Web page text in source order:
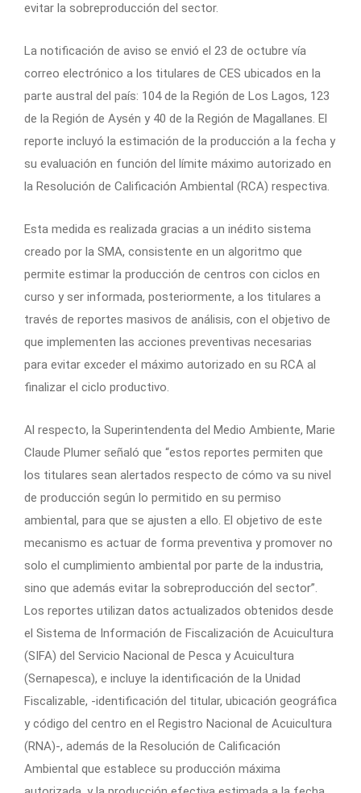
evitar la sobreproducción del sector.​
La notificación de aviso se envió el 23 de octubre vía
correo electrónico a los titulares de CES ubicados en la
parte austral del país: 104 de la Región de Los Lagos, 123
de la Región de Aysén y 40 de la Región de Magallanes. El
reporte incluyó la estimación de la producción a la fecha y
su evaluación en función del límite máximo autorizado en
la Resolución de Calificación Ambiental (RCA) respectiva.​
Esta medida es realizada gracias a un inédito sistema
creado por la SMA, consistente en un algoritmo que
permite estimar la producción de centros con ciclos en
curso y ser informada, posteriormente, a los titulares a
través de reportes masivos de análisis, con el objetivo de
que implementen las acciones preventivas necesarias
para evitar exceder el máximo autorizado en su RCA al
finalizar el ciclo productivo.
Al respecto, la Superintendenta del Medio Ambiente, Marie
Claude Plumer señaló que “estos reportes permiten que
los titulares sean alertados respecto de cómo va su nivel
de producción según lo permitido en su permiso
ambiental, para que se ajusten a ello. El objetivo de este
mecanismo es actuar de forma preventiva y promover no
solo el cumplimiento ambiental por parte de la industria,
sino que además evitar la sobreproducción del sector”.
Los reportes utilizan datos actualizados obtenidos desde
el Sistema de Información de Fiscalización de Acuicultura
(SIFA) del Servicio Nacional de Pesca y Acuicultura
(Sernapesca), e incluye la identificación de la Unidad
Fiscalizable, -identificación del titular, ubicación geográfica
y código del centro en el Registro Nacional de Acuicultura
(RNA)-, además de la Resolución de Calificación
Ambiental que establece su producción máxima